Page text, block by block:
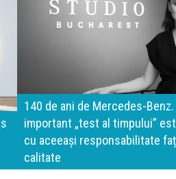
140 de ani de Mercedes-Benz.
important „test al timpului” este
cu aceeași responsabilitate față
calitate